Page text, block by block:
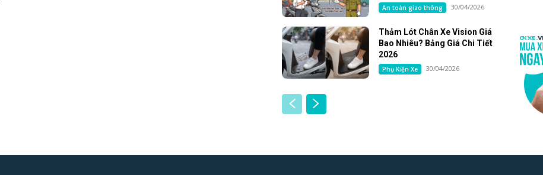
An toàn giao thông 30/04/2026
Thảm Lót Chân Xe Vision Giá
Bao Nhiêu? Bảng Giá Chi Tiết
2026
Phụ Kiện Xe 30/04/2026